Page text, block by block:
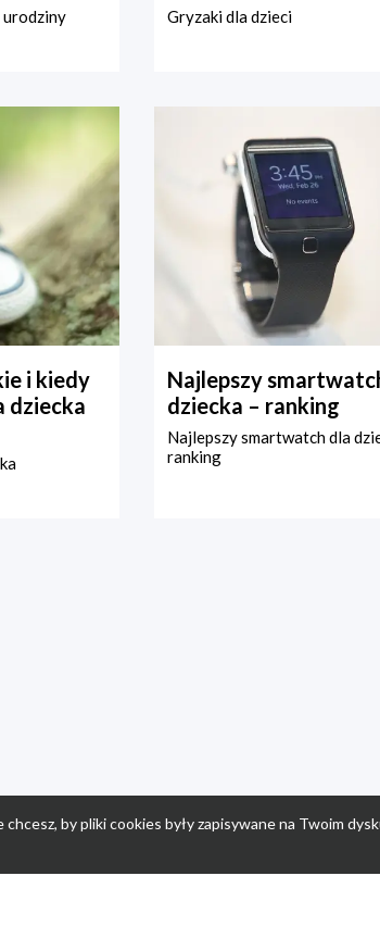
urodziny Gryzaki dla dzieci
i kiedy
dziecka
Najlepszy
dziecka – ranking
Najlepszy smartwatch dla
ranking
by pliki cookies były zapisywane na Twoim